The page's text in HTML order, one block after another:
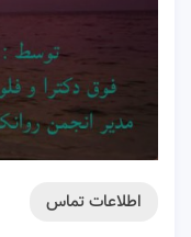
اطلاعات تماس